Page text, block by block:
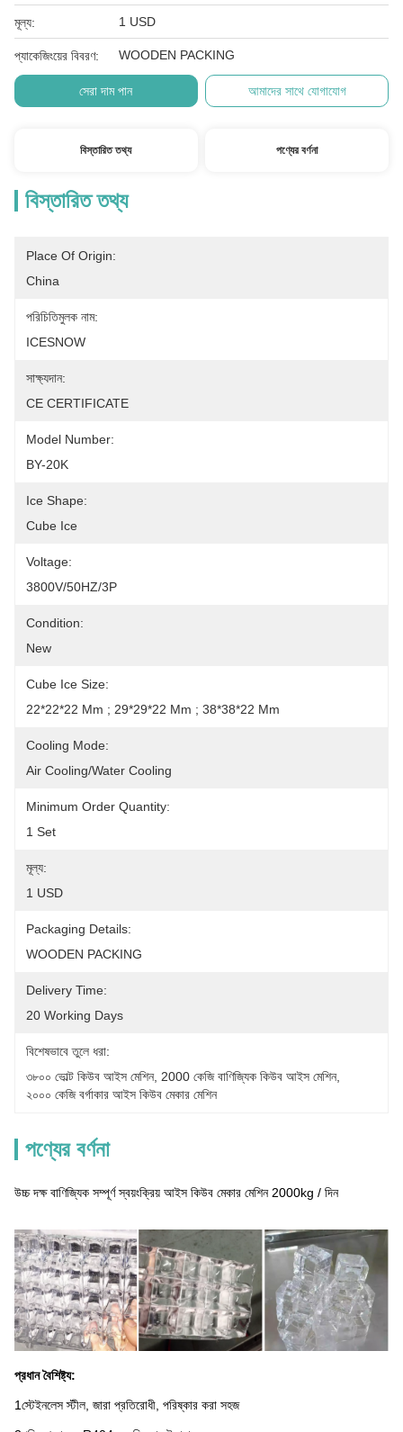
মূল্য: 1 USD
প্যাকেজিংয়ের বিবরণ: WOODEN PACKING
সেরা দাম পান আমাদের সাথে যোগাযোগ
বিস্তারিত তথ্য পণ্যের বর্ণনা
বিস্তারিত তথ্য
Place Of Origin:
China
পরিচিতিমুলক নাম:
ICESNOW
সাক্ষ্যদান:
CE CERTIFICATE
Model Number:
BY-20K
Ice Shape:
Cube Ice
Voltage:
3800V/50HZ/3P
Condition:
New
Cube Ice Size:
22*22*22 Mm ; 29*29*22 Mm ; 38*38*22 Mm
Cooling Mode:
Air Cooling/Water Cooling
Minimum Order Quantity:
1 Set
মূল্য:
1 USD
Packaging Details:
WOODEN PACKING
Delivery Time:
20 Working Days
বিশেষভাবে তুলে ধরা:
৩৮০০ ভোল্ট কিউব আইস মেশিন, 2000 কেজি বাণিজ্যিক কিউব আইস মেশিন,
২০০০ কেজি বর্গাকার আইস কিউব মেকার মেশিন
পণ্যের বর্ণনা
উচ্চ দক্ষ বাণিজ্যিক সম্পূর্ণ স্বয়ংক্রিয় আইস কিউব মেকার মেশিন 2000kg / দিন
প্রধান বৈশিষ্ট্য:
1স্টেইনলেস স্টীল, জারা প্রতিরোধী, পরিষ্কার করা সহজ